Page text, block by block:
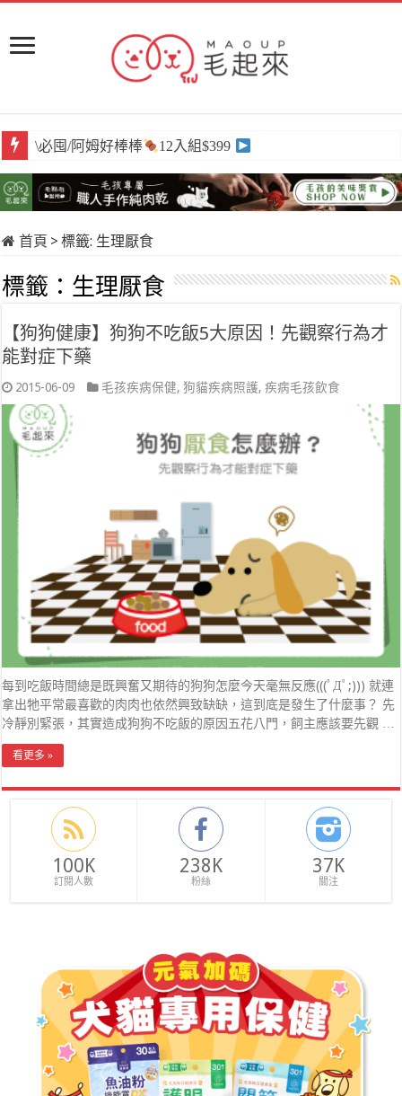
\必囤/阿姆好棒棒 12入組$399
首頁 > 標籤: 生理厭食
標籤： 生理厭食
【狗狗健康】狗狗不吃飯5大原因！先觀察行為才
能對症下藥
2015-06-09 毛孩疾病保健,狗貓疾病照護,疾病毛孩飲食
每到吃飯時間總是既興奮又期待的狗狗怎麼今天毫無反應(((ﾟДﾟ;))) 就連
拿出牠平常最喜歡的肉肉也依然興致缺缺，這到底是發生了什麼事？ 先
冷靜別緊張，其實造成狗狗不吃飯的原因五花八門，飼主應該要先觀 …
看更多 »
100K
訂閱人數
238K
粉絲
37K
關注